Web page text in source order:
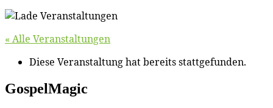
« Alle Veranstaltungen
Diese Veranstaltung hat bereits stattgefunden.
Gos­pel­Ma­gic